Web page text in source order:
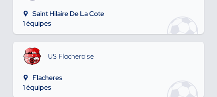
Saint Hilaire De La Cote
1 équipes
US Flacheroise
Flacheres
1 équipes